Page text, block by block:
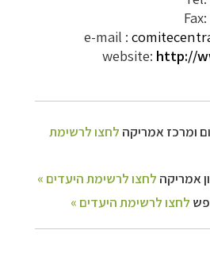
e-mail :
website: http://